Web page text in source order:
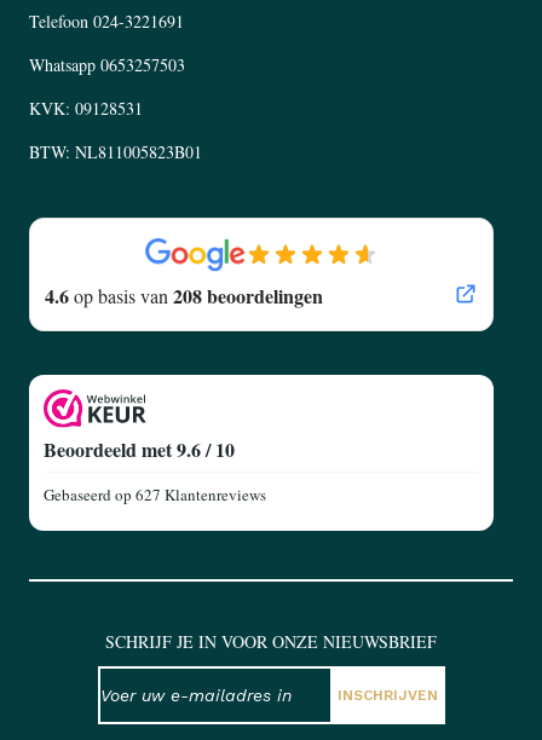
Telefoon 024-3221691
Whatsapp 0653257503
KVK: 09128531
BTW: NL811005823B01
4.6op basis van 208 beoordelingen
Beoordeeld met 9.6 / 10
Gebaseerd op 627 Klantenreviews
SCHRIJF JE IN VOOR ONZE NIEUWSBRIEF
INSCHRIJVEN